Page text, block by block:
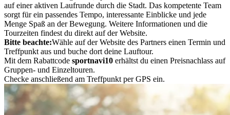
auf einer aktiven Laufrunde durch die Stadt. Das kompetente Team
sorgt für ein passendes Tempo, interessante Einblicke und jede
Menge Spaß an der Bewegung. Weitere Informationen und die
Tourzeiten findest du direkt auf der Website.
Bitte beachte:Wähle auf der Website des Partners einen Termin und
Treffpunkt aus und buche dort deine Lauftour.
Mit dem Rabattcode sportnavi10 erhältst du einen Preisnachlass auf
Gruppen- und Einzeltouren.
Checke anschließend am Treffpunkt per GPS ein.